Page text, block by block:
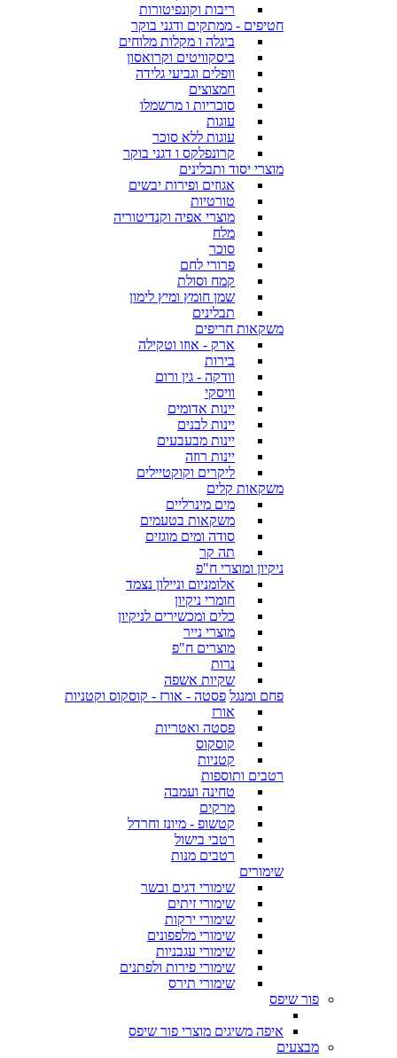
ריבות וקונפיטורות
חטיפים - ממתקים ודגני בוקר
ביגלה ו מקלות מלוחים
ביסקוויטים וקרואסון
וופלים וגביעי גלידה
חמצוצים
סוכריות ו מרשמלו
עוגות
עוגות ללא סוכר
קרונפלקס ו דגני בוקר
מוצרי יסוד ותבלינים
אגוזים ופירות יבשים
טורטיות
מוצרי אפיה וקנדיטוריה
מלח
סוכר
פרורי לחם
קמח וסולת
שמן חומץ ומיץ לימון
תבלינים
משקאות חריפים
ארק - אוזו וטקילה
בירות
וודקה - גין ורום
וויסקי
יינות אדומים
יינות לבנים
יינות מבעבעים
יינות רוזה
ליקרים וקוקטיילים
משקאות קלים
מים מינרליים
משקאות בטעמים
סודה ומים מוגזים
תה קר
ניקיון ומוצרי ח"פ
אלומניום וניילון נצמד
חומרי ניקיון
כלים ומכשירים לניקיון
מוצרי נייר
מוצרים ח"פ
נרות
שקיות אשפה
פחם ומנגל פסטה - אורז - קוסקוס וקטניות
אורז
פסטה ואטריות
קוסקוס
קטניות
רטבים ותוספות
טחינה ועמבה
מרקים
קטשופ - מיונז וחרדל
רטבי בישול
רטבים מנות
שימורים
שימורי דגים ובשר
שימורי זיתים
שימורי ירקות
שימורי מלפפונים
שימורי עגבניות
שימורי פירות ולפתנים
שימורי תירס
פור שיפס
איפה משיגים מוצרי פור שיפס
מבצעים